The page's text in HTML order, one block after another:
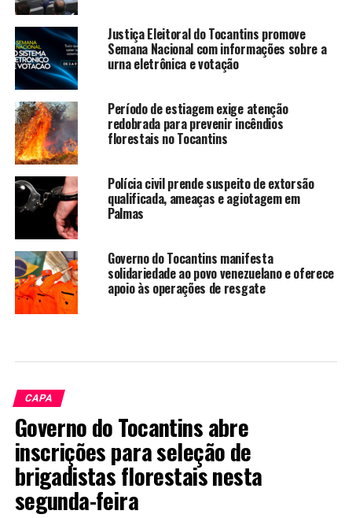
Justiça Eleitoral do Tocantins promove
Semana Nacional com informações sobre a
urna eletrônica e votação
Período de estiagem exige atenção
redobrada para prevenir incêndios
florestais no Tocantins
Polícia civil prende suspeito de extorsão
qualificada, ameaças e agiotagem em
Palmas
Governo do Tocantins manifesta
solidariedade ao povo venezuelano e oferece
apoio às operações de resgate
CAPA
Governo do Tocantins abre
inscrições para seleção de
brigadistas florestais nesta
segunda-feira